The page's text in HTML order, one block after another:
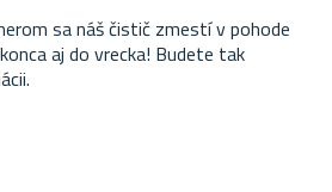
sa náš čistič zmestí v pohode
aj do vrecka! Budete tak